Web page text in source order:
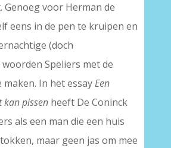
Genoeg voor Herman de
eens in de pen te kruipen en
(doch
Speliers met de
In het essayEen
kan pissenheeft De Coninck
als een man die een huis
maar geen jas om mee